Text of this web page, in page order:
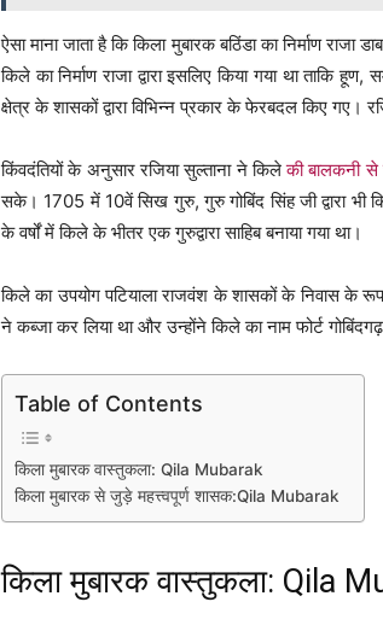
ऐसा माना जाता है कि किला मुबारक बठिंडा का निर्माण
किले का निर्माण राजा द्वारा इसलिए किया गया था
क्षेत्र के शासकों द्वारा विभिन्न प्रकार के फेरबदल किए गए।
किंवदंतियों के अनुसार रजिया सुल्ताना ने किलेकी बालकनी
सके। 1705 में 10वें सिख गुरु, गुरु गोबिंद सिंह जी द्वारा भी
के वर्षों में किले के भीतर एक गुरुद्वारा साहिब बनाया गया था।
किले का उपयोग पटियाला राजवंश के शासकों के निवास के
ने कब्जा कर लिया था और उन्होंने किले का नाम फोर्ट
Table of Contents
किला मुबारक वास्तुकला: Qila Mubarak
किला मुबारक से जुड़े महत्त्वपूर्ण शासक:Qila Mubarak
किला मुबारक वास्तुकला: Qila